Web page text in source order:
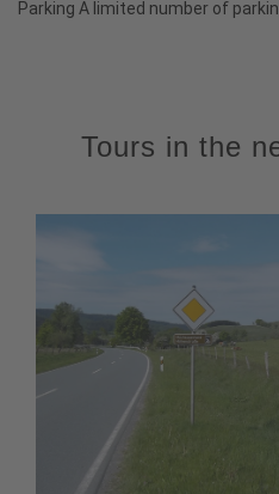
Parking A limited number of
Tours in the